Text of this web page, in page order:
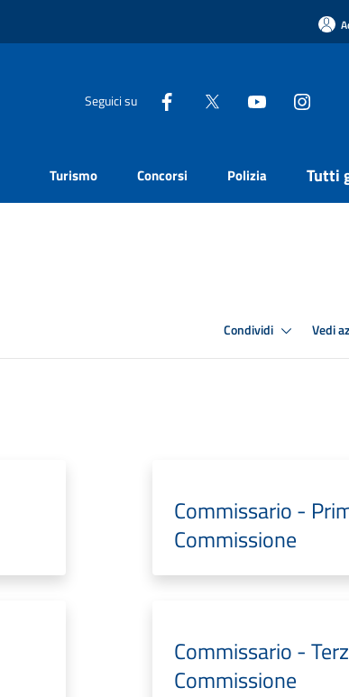
Seguici su
Turismo Concorsi Polizia Tutti
Condividi Vedi
Commissario -
Commissione
Commissario -
Commissione